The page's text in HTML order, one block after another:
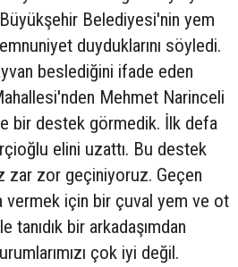
Belediyesi'nin yem
duyduklarını söyledi.
beslediğini ifade eden
Mehmet Narinceli
bir destek görmedik. İlk defa
elini uzattı. Bu destek
zar zor geçiniyoruz. Geçen
vermek için bir çuval yem ve ot
tanıdık bir arkadaşımdan
çok iyi değil.